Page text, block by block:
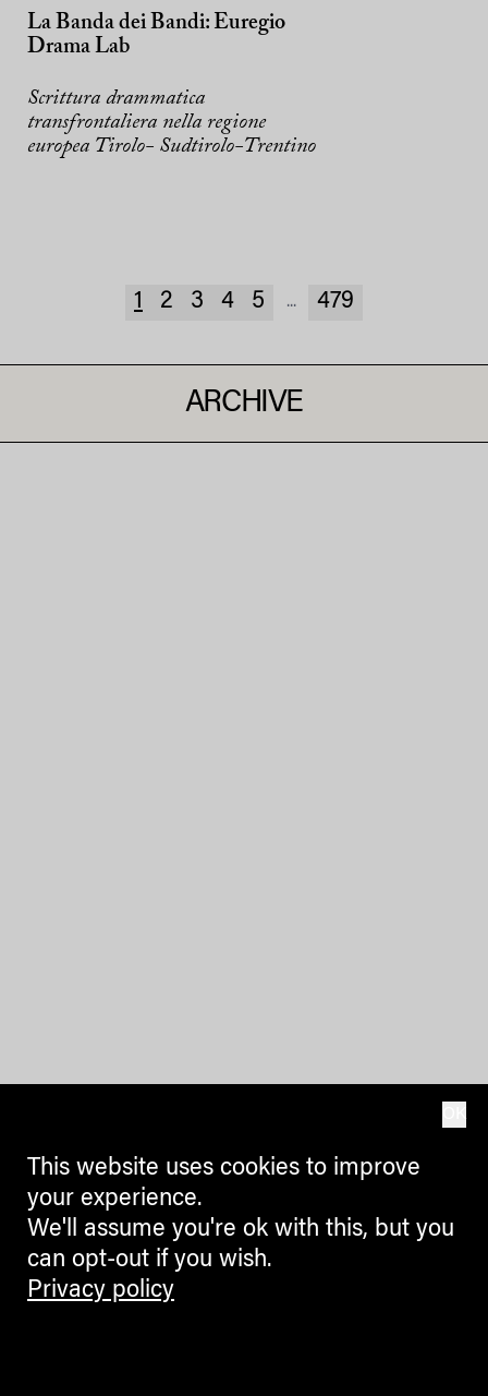
La Banda dei Bandi: Euregio
Drama Lab
Scrittura drammatica
transfrontaliera nella regione
europea Tirolo- Sudtirolo-Trentino
1 2 3 4 5 ... 479
ARCHIVE
This website uses cookies to improve
your experience.
We'll assume you're ok with this, but you
can opt-out if you wish.
Privacy policy